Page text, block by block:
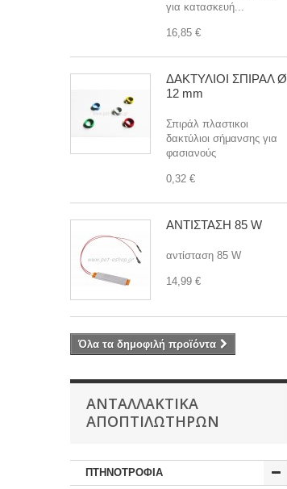
για κατασκευή...
16,85 €
ΔΑΚΤΥΛΙΟΙ ΣΠΙΡΑΛ Ø
12 mm
Σπιράλ πλαστικοι
δακτύλιοι σήμανσης για
φασιανούς
0,32 €
ΑΝΤΙΣΤΑΣΗ 85 W
αντίσταση 85 W
14,99 €
Όλα τα δημοφιλή προϊόντα
ΑΝΤΑΛΛΑΚΤΙΚΑ
ΑΠΟΠΤΙΛΩΤΗΡΩΝ
ΠΤΗΝΟΤΡΟΦΙΑ